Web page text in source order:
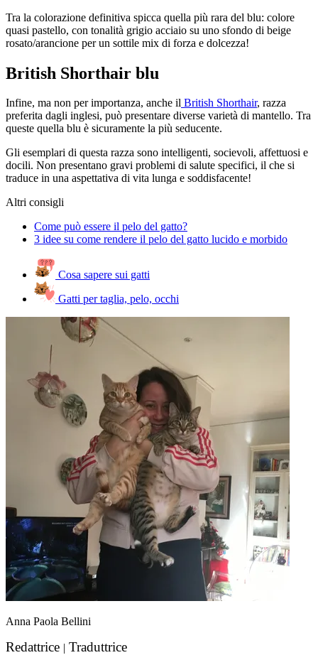
Tra la colorazione definitiva spicca quella più rara del blu: colore
quasi pastello, con tonalità grigio acciaio su uno sfondo di beige
rosato/arancione per un sottile mix di forza e dolcezza!
British Shorthair blu
Infine, ma non per importanza, anche il British Shorthair, razza
preferita dagli inglesi, può presentare diverse varietà di mantello. Tra
queste quella blu è sicuramente la più seducente.
Gli esemplari di questa razza sono intelligenti, socievoli, affettuosi e
docili. Non presentano gravi problemi di salute specifici, il che si
traduce in una aspettativa di vita lunga e soddisfacente!
Altri consigli
Come può essere il pelo del gatto?
3 idee su come rendere il pelo del gatto lucido e morbido
Cosa sapere sui gatti
Gatti per taglia, pelo, occhi
Anna Paola Bellini
Redattrice Traduttrice